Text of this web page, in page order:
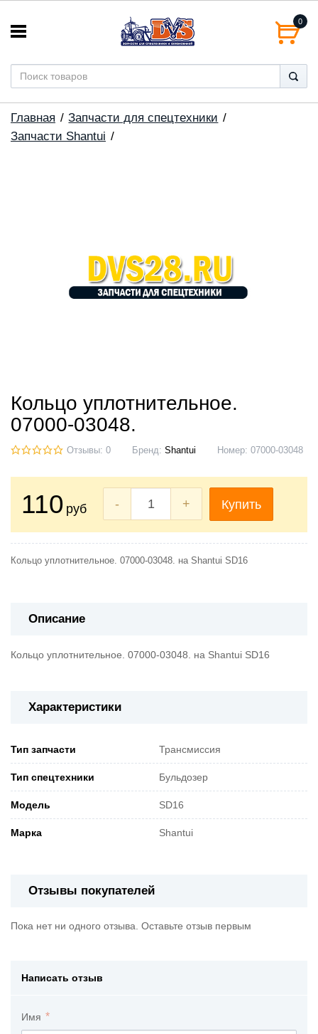
0
Главная
Запчасти для спецтехники
Запчасти Shantui
Кольцо уплотнительное.
07000-03048.
Отзывы: 0 Бренд: Shantui Номер: 07000-03048
110 руб - + Купить
Кольцо уплотнительное. 07000-03048. на Shantui SD16
Описание
Кольцо уплотнительное. 07000-03048. на Shantui SD16
Характеристики
Тип запчасти Трансмиссия
Тип спецтехники Бульдозер
Модель SD16
Марка Shantui
Отзывы покупателей
Пока нет ни одного отзыва. Оставьте отзыв первым
Написать отзыв
Имя